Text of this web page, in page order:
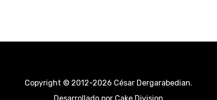
Copyright © 2012-2026 César Dergarabedian.